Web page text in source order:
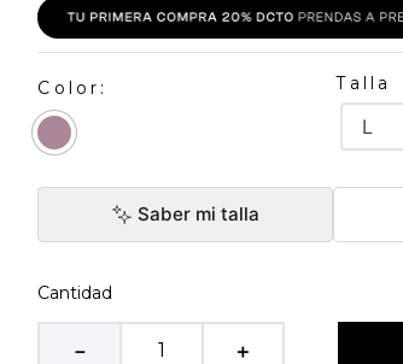
Talla
L
Saber mi talla
Cantidad
＋
－